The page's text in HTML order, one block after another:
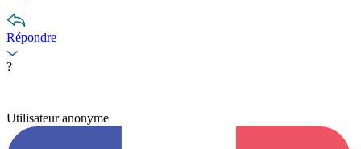
Répondre
?
Utilisateur anonyme